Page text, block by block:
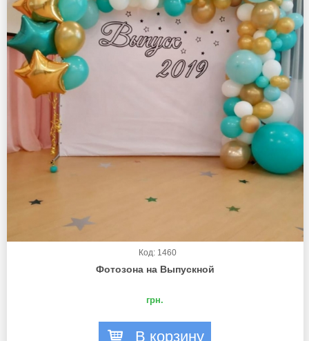
Код: 1460
Фотозона на Выпускной
грн.
В корзину